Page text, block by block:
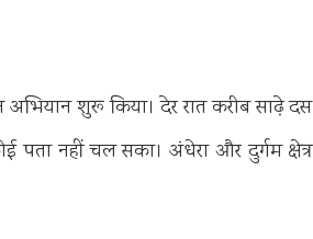
शुरू किया। देर रात करीब साढ़े दस
नहीं चल सका। अंधेरा और दुर्गम क्षेत्र